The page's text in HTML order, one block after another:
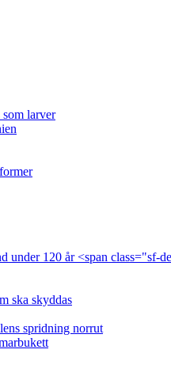
som larver
120 år <span class="sf-
ska skyddas
spridning norrut